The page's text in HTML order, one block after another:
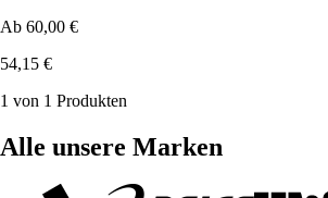
Ab 60,00 €
54,15 €
1 von 1 Produkten
Alle unsere Marken